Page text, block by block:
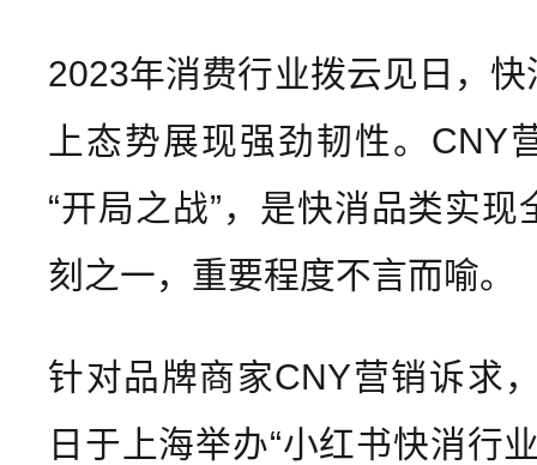
2023年消费行业拨云见日，
上态势展现强劲韧性。CNY
“开局之战”，是快消品类实
刻之一，重要程度不言而喻。
针对品牌商家CNY营销诉求
日于上海举办“小红书快消行